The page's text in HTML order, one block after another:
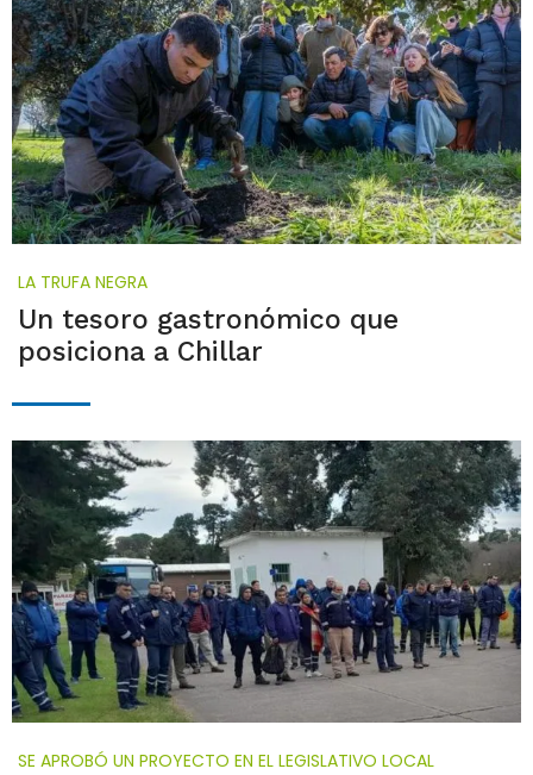
LA TRUFA NEGRA
Un tesoro gastronómico que
posiciona a Chillar
SE APROBÓ UN PROYECTO EN EL LEGISLATIVO LOCAL